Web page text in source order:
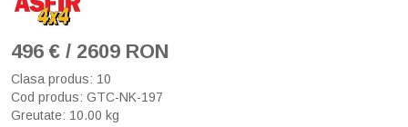
496 € / 2609 RON
Clasa produs: 10
Cod produs: GTC-NK-197
Greutate: 10.00 kg